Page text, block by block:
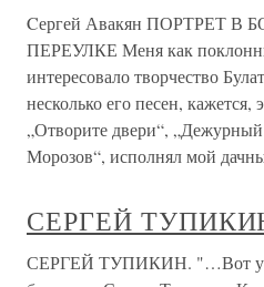
Cергей Авакян ПОРТРЕТ
ПЕРЕУЛКЕ Меня как
интересовало творчество
несколько его песен,
„Отворите двери“,
Морозов“, исполнял мой
СЕРГЕЙ
СЕРГЕЙ ТУПИКИН. "…Вот у